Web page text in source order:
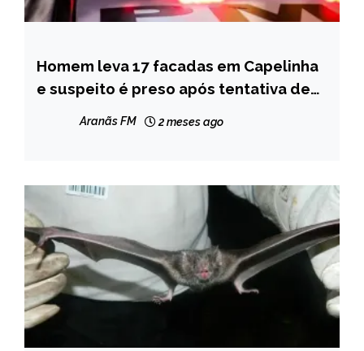
CAPELINHA
NOTÍCIAS
Homem leva 17 facadas em Capelinha
e suspeito é preso após tentativa de
Aranãs FM 2 meses ago